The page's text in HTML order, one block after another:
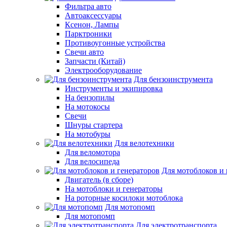
Фильтра авто
Автоаксессуары
Ксенон, Лампы
Парктроники
Противоугонные устройства
Свечи авто
Запчасти (Китай)
Электрооборудование
Для бензоинструмента
Инструменты и экипировка
На бензопилы
На мотокосы
Свечи
Шнуры стартера
На мотобуры
Для велотехники
Для веломотора
Для велосипеда
Для мотоблоков и
Двигатель (в сборе)
На мотоблоки и генераторы
На роторные косилоки мотоблока
Для мотопомп
Для мотопомп
Для электротранспорта